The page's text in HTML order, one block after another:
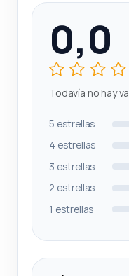
0,0
Todavía no hay
5 estrellas
4 estrellas
3 estrellas
2 estrellas
1 estrellas